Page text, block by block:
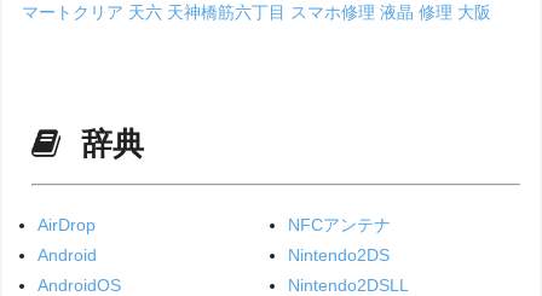
マートクリア 天六 天神橋筋六丁目 スマホ修理液晶 修理 大阪
辞典
AirDrop
Android
AndroidOS
NFCアンテナ
Nintendo2DS
Nintendo2DSLL